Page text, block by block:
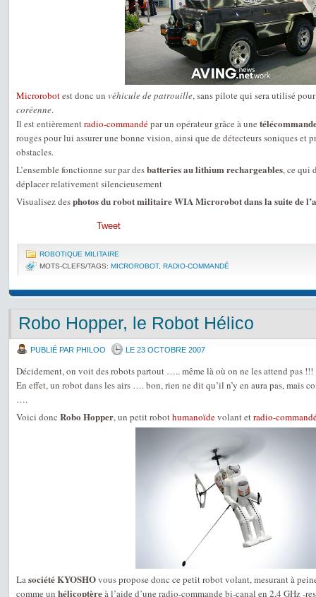
Microrobotest donc un véhicule de patrouille, sans pilote qui sera utilisé
coréenne.
Il est entièrementradio-commandépar un opérateur grâce à une
rouges pour lui assurer une bonne vision, ainsi que de détecteurs soniques et
obstacles.
L’ensemble fonctionne sur par desbatteries au lithium rechargeables, ce qui
déplacer relativement silencieusement
Visualisez desphotos du robot militaire WIA Microrobot dans la suite de
Tweet
ROBOTIQUE MILITAIRE
MOTS-CLEFS/TAGS: MICROROBOT, RADIO-COMMANDÉ
Robo Hopper, le Robot Hélico
PUBLIÉ PAR PHILOO LE 23 OCTOBRE 2007
Décidement, on voit des robots partout ….. même là où on ne les attend pas !!!
En effet, un robot dans les airs …. bon, rien ne dit qu’il n’y en aura pas, mais
….
Voici donc Robo Hopper, un petit robothumanoïdevolant etradio-
Lasociété KYOSHOvous propose donc ce petit robot volant, mesurant à
comme un hélicoptèreà l’aide d’une radio-commande bi-canal en 2,4 GHz -